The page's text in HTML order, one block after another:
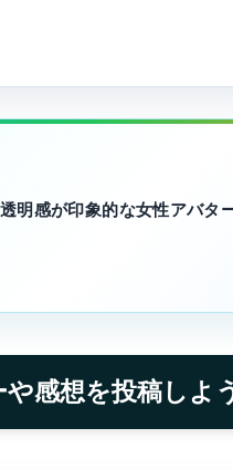
明感が印象的な女性アバタ
感想を投稿しよ